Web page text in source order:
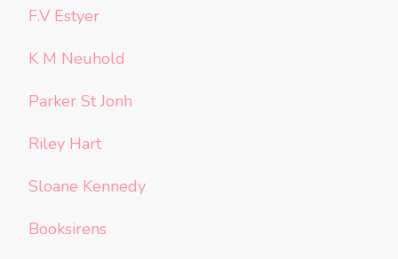
F.V Estyer
K M Neuhold
Parker St Jonh
Riley Hart
Sloane Kennedy
Booksirens